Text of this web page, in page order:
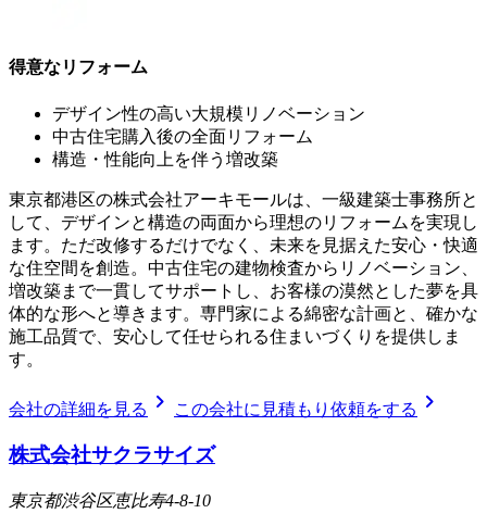
得意なリフォーム
デザイン性の高い大規模リノベーション
中古住宅購入後の全面リフォーム
構造・性能向上を伴う増改築
東京都港区の株式会社アーキモールは、一級建築士事務所と
して、デザインと構造の両面から理想のリフォームを実現し
ます。ただ改修するだけでなく、未来を見据えた安心・快適
な住空間を創造。中古住宅の建物検査からリノベーション、
増改築まで一貫してサポートし、お客様の漠然とした夢を具
体的な形へと導きます。専門家による綿密な計画と、確かな
施工品質で、安心して任せられる住まいづくりを提供しま
す。
会社の詳細を見る chevron_right この会社に見積もり依頼をする chevron_right
株式会社サクラサイズ
東京都渋谷区恵比寿4-8-10